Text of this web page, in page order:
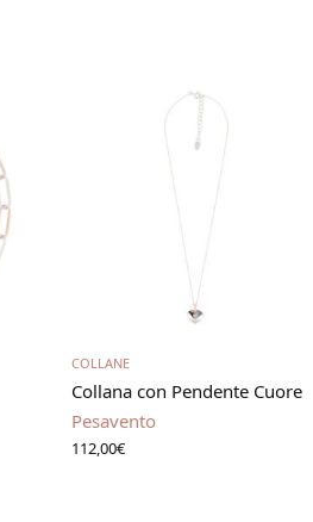
Aggiungi al carrello
COLLANE
Collana con Pendente Cuore
Pesavento
112,00€